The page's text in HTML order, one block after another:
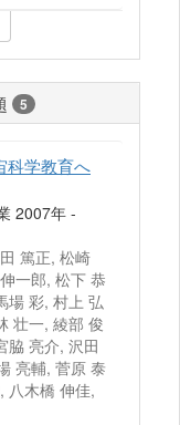
5
科学教育へ
2007年 -
篤正, 松崎
一郎, 松下 恭
場 彩, 村上 弘
壮一, 綾部 俊
脇 亮介, 沢田
亮輔, 菅原 泰
八木橋 伸佳,